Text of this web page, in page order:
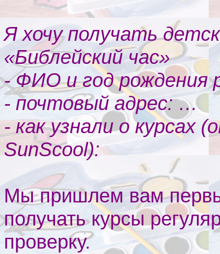
Я хочу получать
«Библейский час»
- ФИО и год рождения
- почтовый адрес: …
- как узнали о курсах
SunScool):
Мы пришлем вам
получать курсы
проверку.